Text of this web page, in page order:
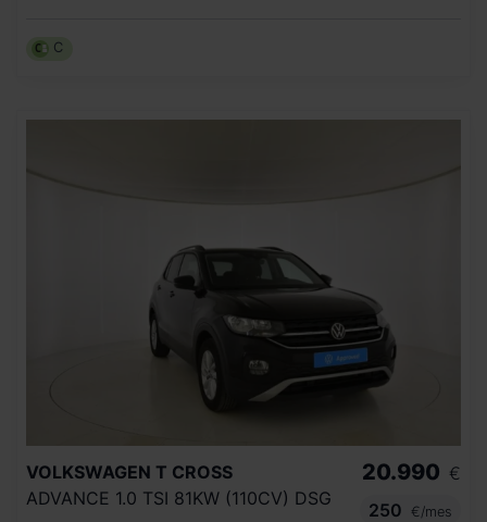
C
VOLKSWAGEN T CROSS
ADVANCE 1.0 TSI 81KW (110CV) DSG
20.990 €
250
€/mes